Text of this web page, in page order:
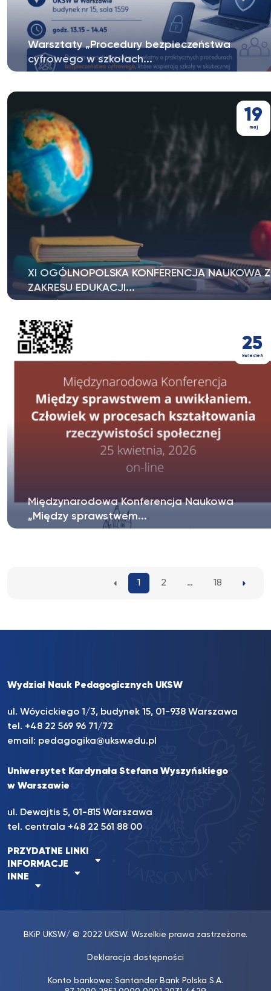
Warsztaty „Procedury bezpieczeństwa
cyfrowego w szkołach...
w szkołach ponadpodstawowych...
19
maj
XI OGÓLNOPOLSKA KONFERENCJA NAUKOWA Z
ZAKRESU EDUKACJI...
ZAKRESU EDUKACJI GLOBALNEJ pt. „Edukacja...
25
kwiecień
Międzynarodowa Konferencja Naukowa
„Między sprawstwem...
1 2 … 18
Wydział Nauk Pedagogicznych UKSW
ul. Wóycickiego 1/3, budynek 15, 01-938 Warszawa
tel. +48 22 569 96 71/72
email: pedagogika@uksw.edu.pl
Uniwersytet Kardynała Stefana Wyszyńskiego
w Warszawie
ul. Dewajtis 5, 01-815 Warszawa
tel. centrala +48 22 561 88 00
PRZYDATNE LINKI
INFORMACJE
INNE
BKiP UKSW/ © 2022 UKSW. Wszelkie prawa zastrzeżone.
Deklaracja dostępności
Konto bankowe: Santander Bank Polska S.A.